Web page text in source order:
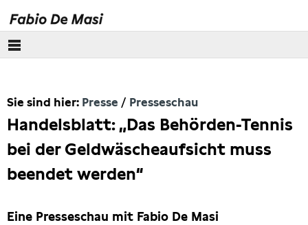
Europäisches Parlament
Themen
Presse
Pressebilder
Sie sind hier: Presse Presseschau
Handelsblatt: „Das Behörden-Tennis
bei der Geldwäscheaufsicht muss
beendet werden“
Eine Presseschau mit Fabio De Masi